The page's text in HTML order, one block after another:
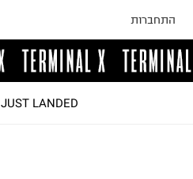
התחברות
JUST LANDED